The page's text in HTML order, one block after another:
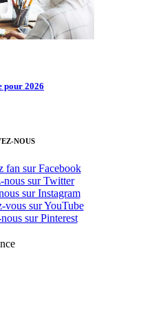
pour 2026
NOUS
fan sur Facebook
nous sur Twitter
sur Instagram
vous sur YouTube
sur Pinterest